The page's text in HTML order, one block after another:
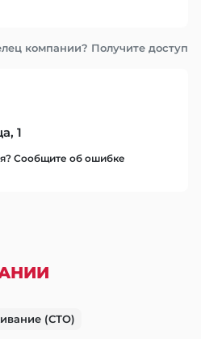
компании? Получите доступ
1
Сообщите об ошибке
(СТО)